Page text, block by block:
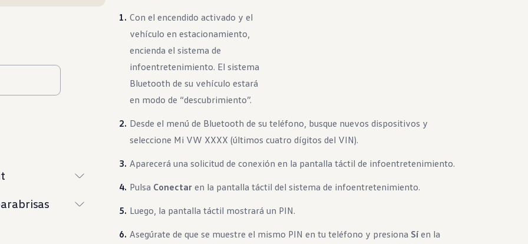
Con el encendido activado y el
vehículo en estacionamiento,
encienda el sistema de
infoentretenimiento. El sistema
Bluetooth de su vehículo estará
en modo de “descubrimiento”.
Desde el menú de Bluetooth de su teléfono, busque nuevos dispositivos y
seleccione Mi VW XXXX (últimos cuatro dígitos del VIN).
Aparecerá una solicitud de conexión en la pantalla táctil de infoentretenimiento.
Pulsa Conectaren la pantalla táctil del sistema de infoentretenimiento.
Luego, la pantalla táctil mostrará un PIN.
Asegúrate de que se muestre el mismo PIN en tu teléfono y presiona Síen la